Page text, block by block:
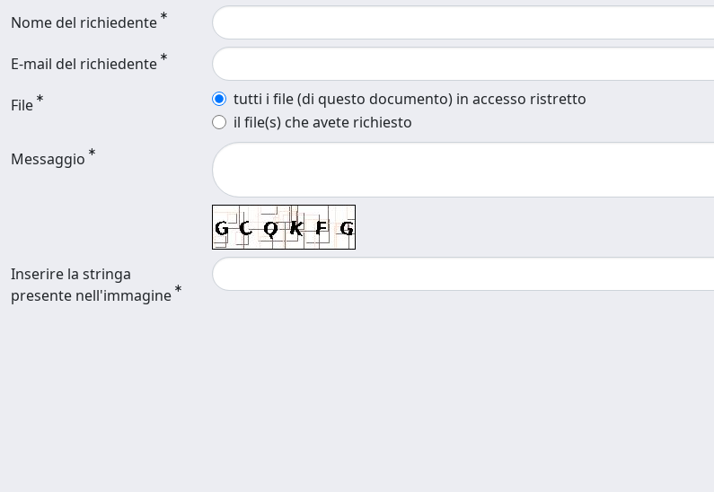
Nome del richiedente
E-mail del richiedente
File
tutti i file (di questo documento) in accesso ristretto
il file(s) che avete richiesto
Messaggio
Inserire la stringa
presente nell'immagine